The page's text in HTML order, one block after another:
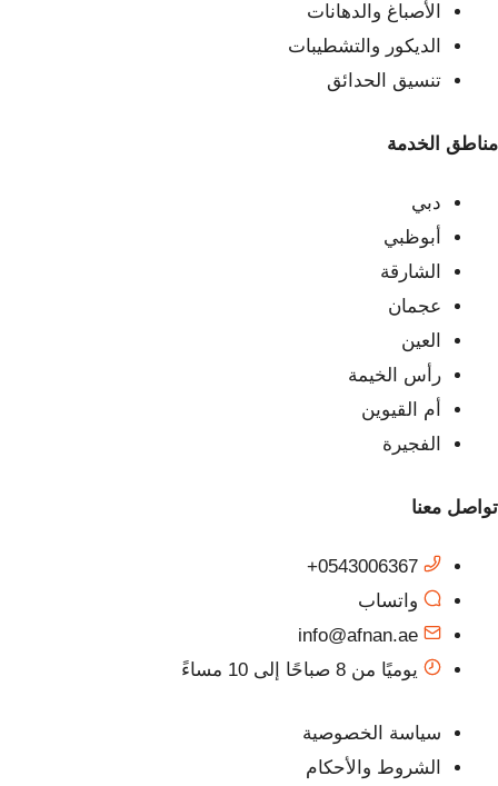
الأصباغ والدهانات
الديكور والتشطيبات
تنسيق الحدائق
مناطق الخدمة
دبي
أبوظبي
الشارقة
عجمان
العين
رأس الخيمة
أم القيوين
الفجيرة
تواصل معنا
0543006367+
واتساب
info@afnan.ae
يوميًا من 8 صباحًا إلى 10 مساءً
سياسة الخصوصية
الشروط والأحكام